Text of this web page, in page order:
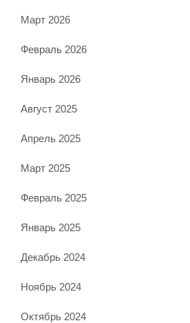
Март 2026
Февраль 2026
Январь 2026
Август 2025
Апрель 2025
Март 2025
Февраль 2025
Январь 2025
Декабрь 2024
Ноябрь 2024
Октябрь 2024